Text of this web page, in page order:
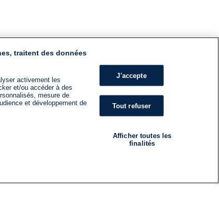
traitent des données
activement les
et/ou accéder à des
mesure de
et développement de
J'accepte
Tout refuser
Afficher toutes les
finalités